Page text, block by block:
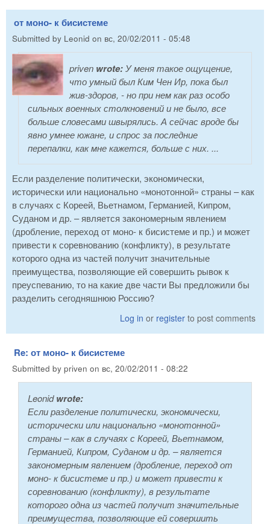
от моно- к бисистеме
Submitted by Leonid on вс, 20/02/2011 - 05:48
priven wrote:У меня такое ощущение,
что умный был Ким Чен Ир, пока был
жив-здоров, - но при нем как раз особо
сильных военных столкновений и не было, все
больше словесами швырялись. А сейчас вроде бы
явно умнее южане, и спрос за последние
перепалки, как мне кажется, больше с них. ...
Если разделение политически, экономически,
исторически или национально «монотонной» страны – как
в случаях с Кореей, Вьетнамом, Германией, Кипром,
Суданом и др. – является закономерным явлением
(дробление, переход от моно- к бисистеме и пр.) и может
привести к соревнованию (конфликту), в результате
которого одна из частей получит значительные
преимущества, позволяющие ей совершить рывок к
преуспеванию, то на какие две части Вы предложили бы
разделить сегодняшнюю Россию?
Log in or register to post comments
Re: от моно- к бисистеме
Submitted by priven on вс, 20/02/2011 - 08:22
Leonidwrote:
Если разделение политически, экономически,
исторически или национально «монотонной»
страны – как в случаях с Кореей, Вьетнамом,
Германией, Кипром, Суданом и др. – является
закономерным явлением (дробление, переход от
моно- к бисистеме и пр.) и может привести к
соревнованию (конфликту), в результате
которого одна из частей получит значительные
преимущества, позволяющие ей совершить